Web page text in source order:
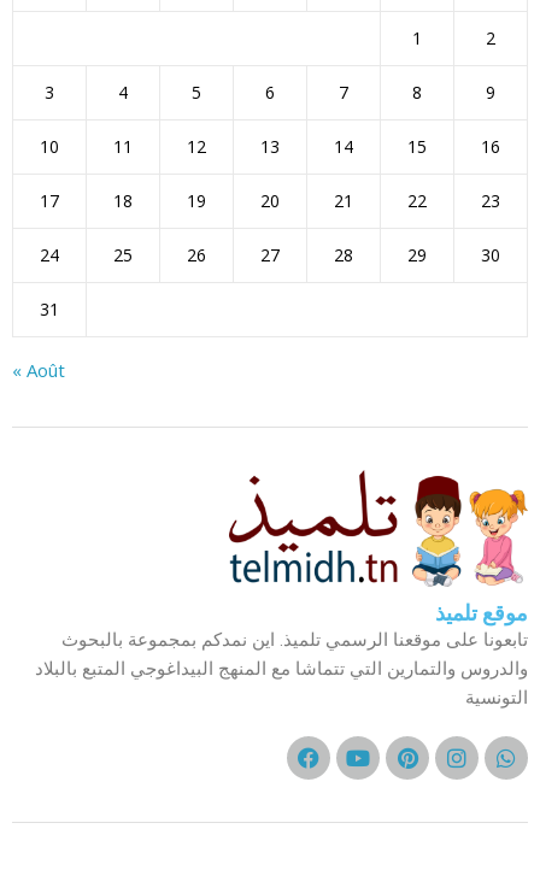
1 2
3 4 5 6 7 8 9
10 11 12 13 14 15 16
17 18 19 20 21 22 23
24 25 26 27 28 29 30
31
« Août
موقع تلميذ
تابعونا على موقعنا الرسمي تلميذ. اين نمدكم بمجموعة بالبحوث
والدروس والتمارين التي تتماشا مع المنهج البيداغوجي المتبع بالبلاد
التونسية